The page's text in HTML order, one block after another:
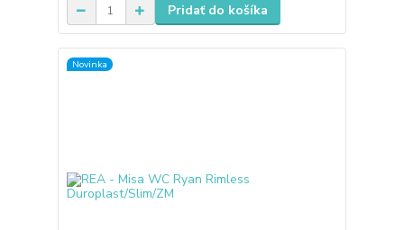
Pridať do košíka
Novinka